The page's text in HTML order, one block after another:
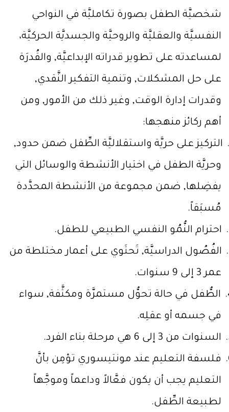
شخصيَّة الطفل بصورة تكامليَّة في النواحي
النفسيَّة والعقليَّة والروحيَّة والجسديَّة الحركيَّة،
لمساعدته على تطوير قدراته الإبداعيَّة, والقُدرَة
على حل المشكلات, وتنمية التفكير النَّقدي,
وقدرات إدارة الوقت, وغير ذلك من الأمور, ومن
أهم ركائز منهجها:
التركيز على حريَّة واستقلاليَّة الطِّفل ضمن حدود,
وحريَّة الطفل في اختيار الأنشطة والوسائل التي
يفضِلها, ضمن مجموعة من الأنشطة المحدَّدة
مُسبَقاً.
احترام النُّمُو النفسي الطبيعي للطفل.
الفُصُول الدراسيَّة, تَحتَوي على أعمار مختلطة من
عمر 3 إلى 9 سنوات.
الطُّفل في حالة تحوُّل مستمرَّة ومكثَّفة, سواء
في جسمه أو عقلِه.
السنوات من 3 إلى 6 هي مرحلة بناء الفرد.
فلسفة التعليم عند مونتيسوري تؤمِن بأنَّ
التعليم يجب أن يكون فعَّالاً وداعماً وموجَّهاً
لطبيعة الطِّفل.